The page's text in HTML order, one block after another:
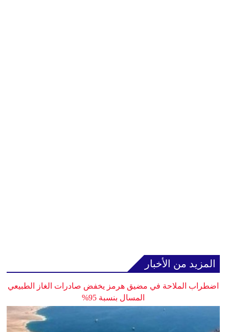
المزيد من الأخبار
اضطراب الملاحة في مضيق هرمز يخفض صادرات الغاز الطبيعي
المسال بنسبة 95%